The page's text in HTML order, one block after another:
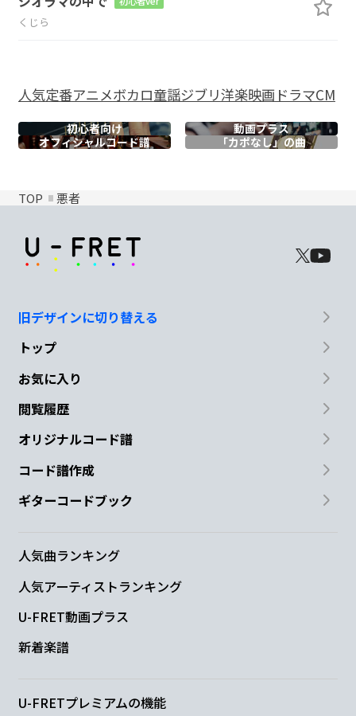
くじら
人気定番アニメボカロ童謡ジブリ洋楽映画ドラマCM
初心者向け
動画プラス
オフィシャルコード譜 「カポなし」の曲
TOP 悪者
旧デザインに切り替える
トップ
お気に入り
閲覧履歴
オリジナルコード譜
コード譜作成
ギターコードブック
人気曲ランキング
人気アーティストランキング
U-FRET動画プラス
新着楽譜
U-FRETプレミアムの機能